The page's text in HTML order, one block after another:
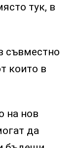
тук, в
съвместно
които в
на нов
да